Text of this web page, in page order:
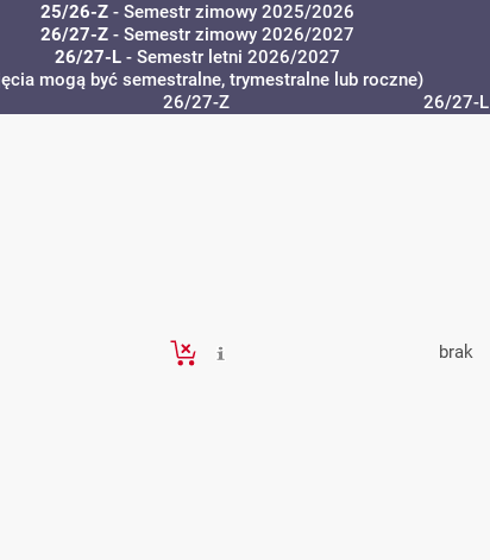
25/26-Z- Semestr zimowy 2025/2026
26/27-Z- Semestr zimowy 2026/2027
26/27-L- Semestr letni 2026/2027
mogą być semestralne, trymestralne lub roczne)
26/27-Z 26/27-L
brak